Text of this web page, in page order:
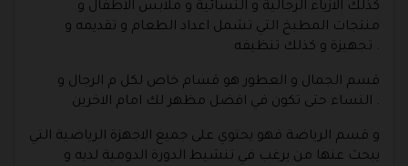
كذلك الازياء الرجالية و النسائية و ملابس الاطفال و
منتجات المطبخ التي تشمل اعداد الطعام و تقديمه و
تجهيزة و كذلك تنظيفه .
قسم الجمال و العطور هو قسام خاص لكل م الرجال و
النساء حتى تكون في افضل مظهر لك امام الاخرين .
و قسم الرياضة فهو يحتوي على جميع الاجهزة الرياضية التي
يبحث عنها من يرغب في تنشيط الدورة الدومية لديه و